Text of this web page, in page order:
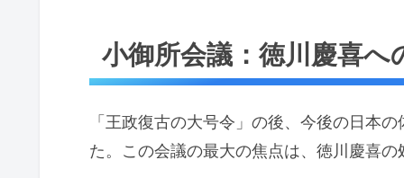
小御所会議：徳川慶喜へ
「王政復古の大号令」の後、今後の日本
た。この会議の最大の焦点は、徳川慶喜の